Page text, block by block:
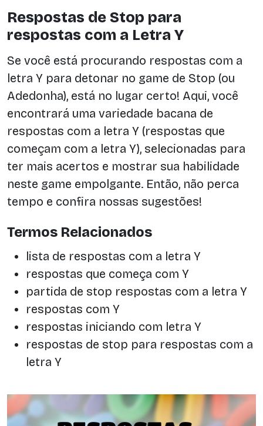
Respostas de Stop para
respostas com a Letra Y
Se você está procurando respostas com a
letra Y para detonar no game de Stop (ou
Adedonha), está no lugar certo! Aqui, você
encontrará uma variedade bacana de
respostas com a letra Y (respostas que
começam com a letra Y), selecionadas para
ter mais acertos e mostrar sua habilidade
neste game empolgante. Então, não perca
tempo e confira nossas sugestões!
Termos Relacionados
lista de respostas com a letra Y
respostas que começa com Y
partida de stop respostas com a letra Y
respostas com Y
respostas iniciando com letra Y
respostas de stop para respostas com a
letra Y